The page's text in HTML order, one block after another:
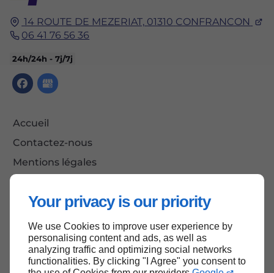
Your privacy is our priority
We use Cookies to improve user experience by
personalising content and ads, as well as
analyzing traffic and optimizing social networks
functionalities. By clicking "I Agree" you consent to
14 ROUTE DE MEZERIAT, 01310 CONFRANCON
06 41 76 56 36
24h/24h - 7j/7j
Accueil
Contactez-nous
Mentions légales
Haut de page